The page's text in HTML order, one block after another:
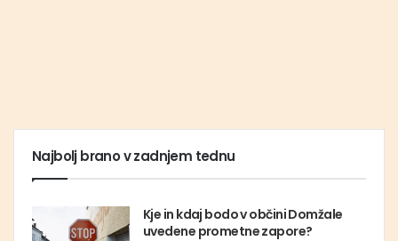
Najbolj brano v zadnjem tednu
Kje in kdaj bodo v občini Domžale
uvedene prometne zapore?